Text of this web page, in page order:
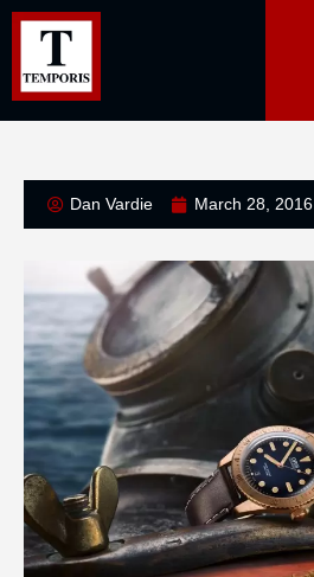
Dan Vardie March 28, 2016